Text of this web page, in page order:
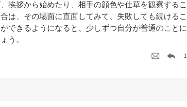
挨拶から始めたり、相手の顔色や仕草を観察するこ
は、その場面に直面してみて、失敗しても続けるこ
できるようになると、少しずつ自分が普通のことに
う。
1